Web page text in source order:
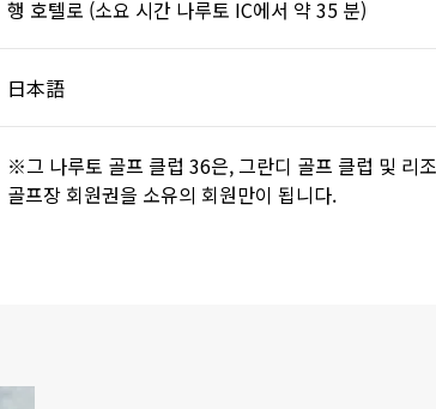
행 호텔로 (소요 시간 나루토 IC에서 약 35 분)
日本語
※그 나루토 골프 클럽 36은, 그란디 골프 클럽 및 리
골프장 회원권을 소유의 회원만이 됩니다.